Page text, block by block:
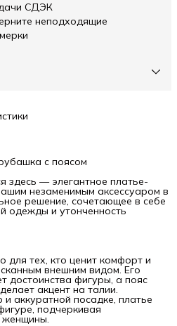
СДЭК
неподходящие
с поясом
здесь — элегантное платье-
незаменимым аксессуаром в
решение, сочетающее в себе
одежды и утонченность
для тех, кто ценит комфорт и
внешним видом. Его
достоинства фигуры, а пояс
акцент на талии.
аккуратной посадке, платье
подчеркивая
женщины.